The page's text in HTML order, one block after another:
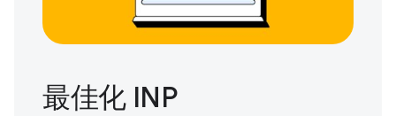
最佳化 INP